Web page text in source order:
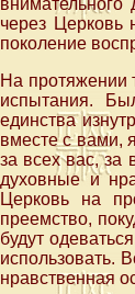
через Церковь
поколение
На протяжении
испытания.
единства
вместе с вами,
за всех вас,
духовные и
Церковь на
преемство,
будут
использовать.
нравственная